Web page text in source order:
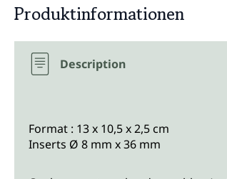
Produktinformationen
Description
Format : 13 x 10,5 x 2,5 cm
Inserts Ø 8 mm x 36 mm